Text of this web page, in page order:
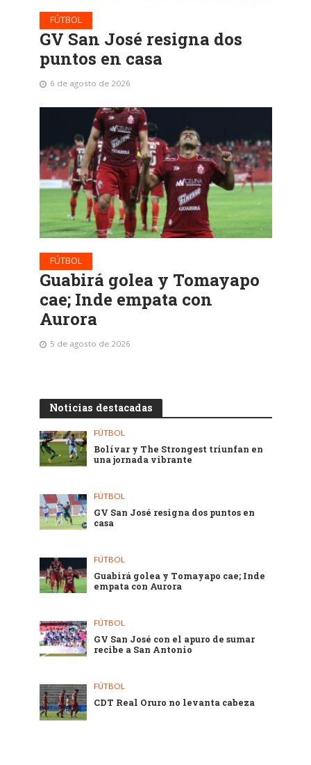
FÚTBOL
GV San José resigna dos
puntos en casa
6 de agosto de 2026
FÚTBOL
Guabirá golea y Tomayapo
cae; Inde empata con
Aurora
5 de agosto de 2026
Noticias destacadas
FÚTBOL
Bolívar y The Strongest triunfan en
una jornada vibrante
FÚTBOL
GV San José resigna dos puntos en
casa
FÚTBOL
Guabirá golea y Tomayapo cae; Inde
empata con Aurora
FÚTBOL
GV San José con el apuro de sumar
recibe a San Antonio
FÚTBOL
CDT Real Oruro no levanta cabeza